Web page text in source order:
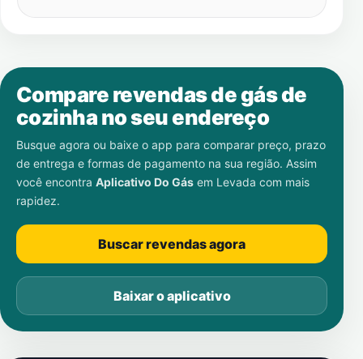
Compare revendas de gás de
cozinha no seu endereço
Busque agora ou baixe o app para comparar preço, prazo
de entrega e formas de pagamento na sua região. Assim
você encontra Aplicativo Do Gás em Levada com mais
rapidez.
Buscar revendas agora
Baixar o aplicativo